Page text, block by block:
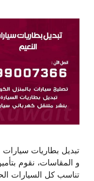
تبديل بطاريات سيارات
و المقاسات، نقوم
تناسب كل السيارات